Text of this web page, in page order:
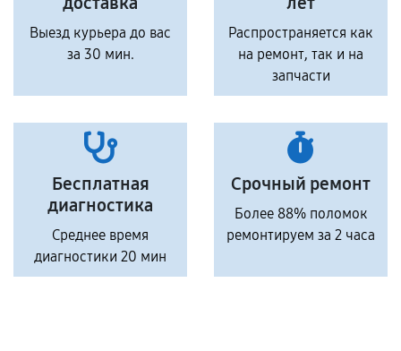
Выезд курьера до вас
за 30 мин.
Распространяется как
на ремонт, так и на
запчасти
Бесплатная
диагностика
Среднее время
диагностики 20 мин
Срочный ремонт
Более 88% поломок
ремонтируем за 2 часа